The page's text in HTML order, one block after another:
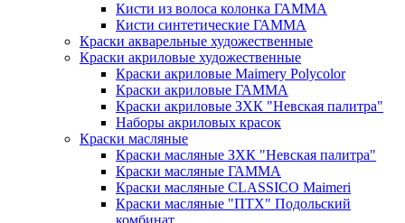
Кисти из волоса колонка ГАММА
Кисти синтетические ГАММА
Краски акварельные художественные
Краски акриловые художественные
Краски акриловые Maimery Polycolor
Краски акриловые ГАММА
Краски акриловые ЗХК "Невская палитра"
Наборы акриловых красок
Краски масляные
Краски масляные ЗХК "Невская палитра"
Краски масляные ГАММА
Краски масляные CLASSICO Maimeri
Краски масляные "ПТХ" Подольский
комбинат